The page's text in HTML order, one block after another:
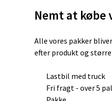
varesiden
har
varianter.
Mulighederne
vælges
Nemt at købe
Alle vores pakker
efter produkt og
Lastbil med truck
Fri fragt - over 5